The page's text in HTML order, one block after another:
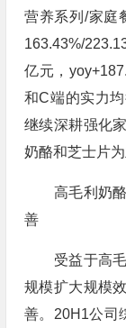
营养系列/家庭
163.43%/
亿元，
和C端的实力
继续深耕强化
奶酪和芝士片为
高毛利奶酪
善
受益于高毛
规模扩大规模
善。20H1公司